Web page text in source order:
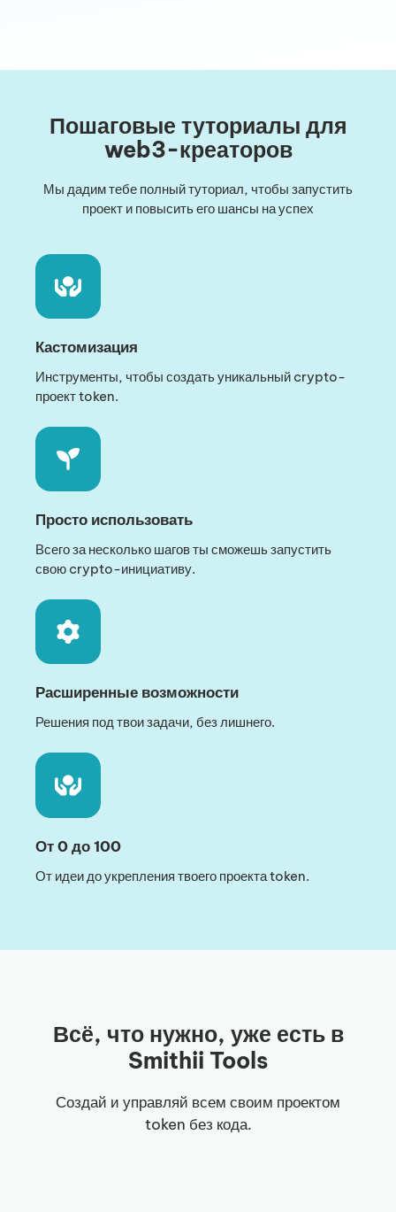
Пошаговые туториалы для
web3-креаторов
Мы дадим тебе полный туториал, чтобы запустить
проект и повысить его шансы на успех
Кастомизация
Инструменты, чтобы создать уникальный crypto-
проект token.
Просто использовать
Всего за несколько шагов ты сможешь запустить
свою crypto-инициативу.
Расширенные возможности
Решения под твои задачи, без лишнего.
От 0 до 100
От идеи до укрепления твоего проекта token.
Всё, что нужно, уже есть в
Smithii Tools
Создай и управляй всем своим проектом
token без кода.